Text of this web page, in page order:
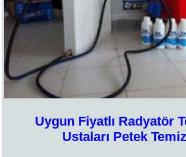
Uygun Fiyatlı Radyatör
Ustaları Petek